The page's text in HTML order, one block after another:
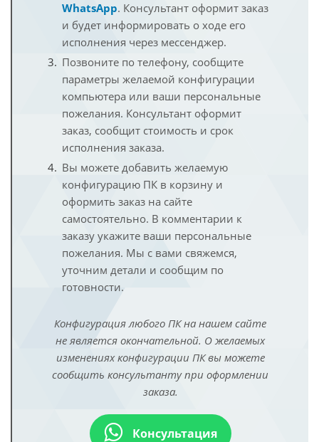
WhatsApp. Консультант оформит заказ
и будет информировать о ходе его
исполнения через мессенджер.
Позвоните по телефону, сообщите
параметры желаемой конфигурации
компьютера или ваши персональные
пожелания. Консультант оформит
заказ, сообщит стоимость и срок
исполнения заказа.
Вы можете добавить желаемую
конфигурацию ПК в корзину и
оформить заказ на сайте
самостоятельно. В комментарии к
заказу укажите ваши персональные
пожелания. Мы с вами свяжемся,
уточним детали и сообщим по
готовности.
Конфигурация любого ПК на нашем сайте
не является окончательной. О желаемых
изменениях конфигурации ПК вы можете
сообщить консультанту при оформлении
заказа.
Консультация